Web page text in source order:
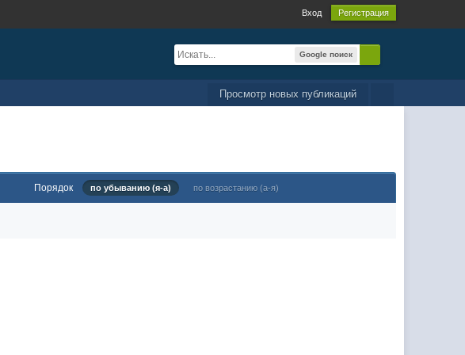
Вход Регистрация
Google поиск
Просмотр новых публикаций
Порядок по убыванию (я-а) по возрастанию (а-я)